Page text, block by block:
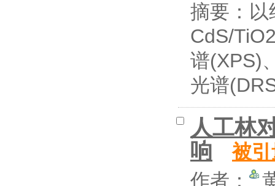
摘要：
CdS/
谱(XPS)
光谱
人工林
响
被
作者：